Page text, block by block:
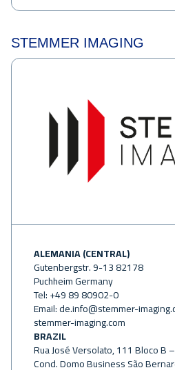
STEMMER IMAGING
ALEMANIA (CENTRAL)
Gutenbergstr. 9-13 82178
Puchheim Germany
Tel: +49 89 80902-0
Email:de.info@stemmer-
stemmer-imaging.com
BRAZIL
Rua José Versolato, 111 Bloco B
Cond. Domo Business São